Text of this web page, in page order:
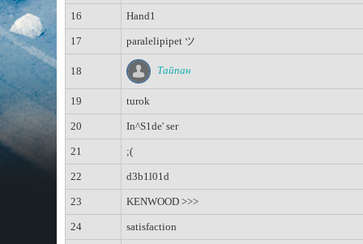
16 Hand1
17 paralelipipet ツ
18 Тайпан
19 turok
20 In^S1de' ser
21 ;(
22 d3b1l01d
23 KENWOOD >>>
24 satisfaction